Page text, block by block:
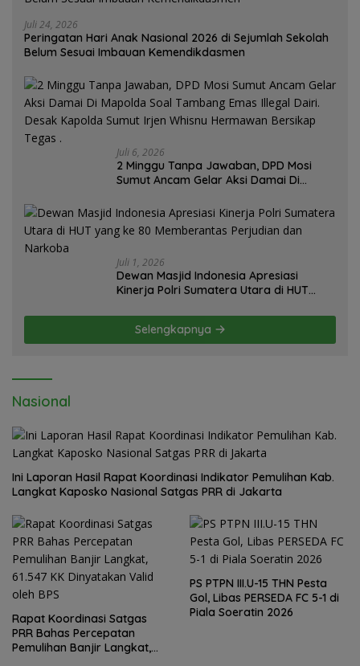
Juli 24, 2026
Peringatan Hari Anak Nasional 2026 di Sejumlah Sekolah
Belum Sesuai Imbauan Kemendikdasmen
Juli 6, 2026
2 Minggu Tanpa Jawaban, DPD Mosi
Sumut Ancam Gelar Aksi Damai Di
Dairi. Desak Kapolda Sumut Irjen
Whisnu Hermawan Bersikap Tegas .
Juli 1, 2026
Dewan Masjid Indonesia Apresiasi
Kinerja Polri Sumatera Utara di HUT
Narkoba
Selengkapnya
Nasional
Ini Laporan Hasil Rapat Koordinasi Indikator Pemulihan Kab.
Langkat Kaposko Nasional Satgas PRR di Jakarta
Rapat Koordinasi Satgas
PRR Bahas Percepatan
Pemulihan Banjir Langkat,
PS PTPN III.U-15 THN Pesta
Gol, Libas PERSEDA FC 5-1 di
Piala Soeratin 2026